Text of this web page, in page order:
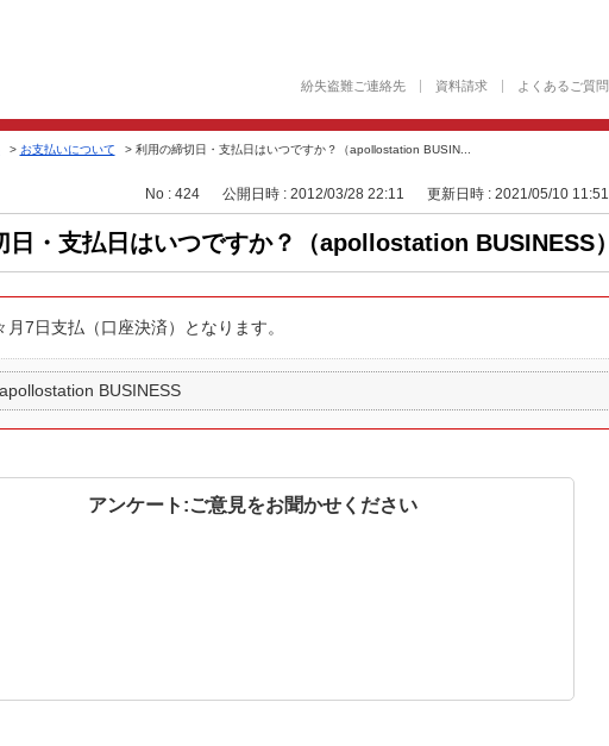
紛失盗難ご連絡先 資料請求 よくあるご質問
> お支払いについて > 利用の締切日・支払日はいつですか？（apollostation BUSIN...
No : 424 公開日時 : 2012/03/28 22:11 更新日時 : 2021/05/10 11:51
日・支払日はいつですか？（apollostation BUSINESS）
月7日支払（口座決済）となります。
apollostation BUSINESS
アンケート:ご意見をお聞かせください